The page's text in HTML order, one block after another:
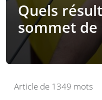
Quels
sommet de
Article de 1349 mots